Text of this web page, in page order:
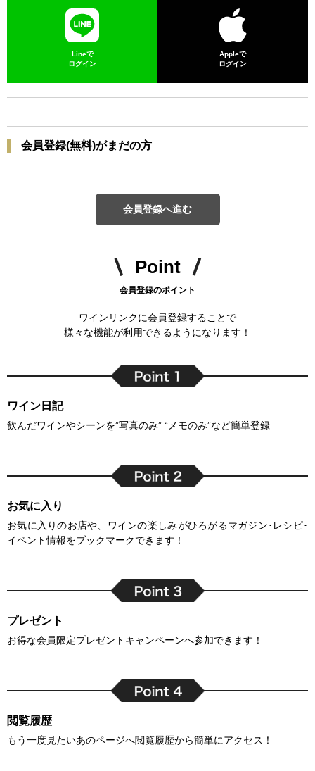
Lineで
ログイン
Appleで
ログイン
会員登録(無料)がまだの方
会員登録へ進む
Point
会員登録のポイント
ワインリンクに会員登録することで
様々な機能が利用できるようになります！
ワイン日記
飲んだワインやシーンを”写真のみ” “メモのみ”など簡単登録
お気に入り
お気に入りのお店や、ワインの楽しみがひろがるマガジン･レシピ･
イベント情報をブックマークできます！
プレゼント
お得な会員限定プレゼントキャンペーンへ参加できます！
閲覧履歴
もう一度見たいあのページへ閲覧履歴から簡単にアクセス！